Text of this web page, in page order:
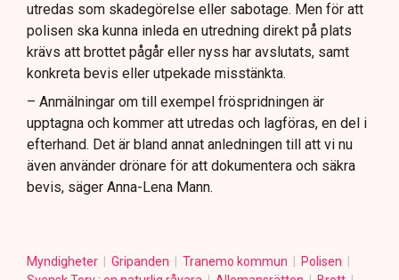
utredas som skadegörelse eller sabotage. Men för att
polisen ska kunna inleda en utredning direkt på plats
krävs att brottet pågår eller nyss har avslutats, samt
konkreta bevis eller utpekade misstänkta.
– Anmälningar om till exempel fröspridningen är
upptagna och kommer att utredas och lagföras, en del i
efterhand. Det är bland annat anledningen till att vi nu
även använder drönare för att dokumentera och säkra
bevis, säger Anna-Lena Mann.
Myndigheter Gripanden Tranemo kommun
Polisen